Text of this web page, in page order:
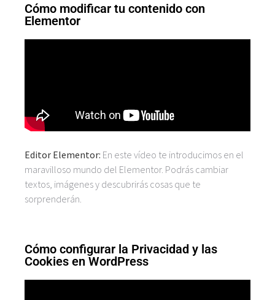
Cómo modificar tu contenido con
Elementor
Editor Elementor: En este vídeo te introducimos en el
maravilloso mundo del Elementor. Podrás cambiar
textos, imágenes y descubrirás cosas que te
sorprenderán.
Cómo configurar la Privacidad y las
Cookies en WordPress